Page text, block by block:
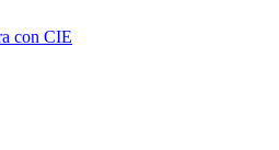
con CIE